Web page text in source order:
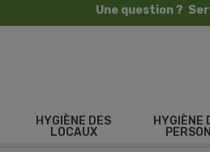
Une question ?
HYGIÈNE DES
LOCAUX
HYGIÈNE